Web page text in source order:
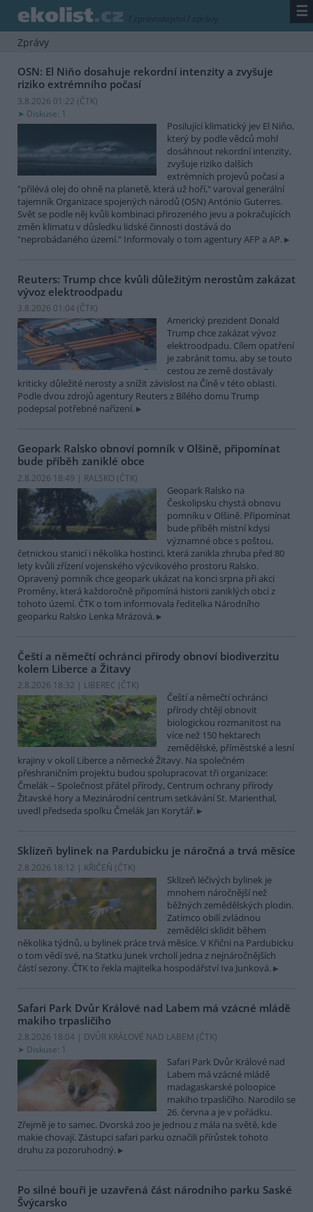
/ zpravodajství / zprávy ☰
Zprávy
OSN: El Niňo dosahuje rekordní intenzity a zvyšuje
riziko extrémního počasí
3.8.2026 01:22 (ČTK)
Diskuse: 1
Posilující klimatický jev El Niňo,
který by podle vědců mohl
dosáhnout rekordní intenzity,
zvyšuje riziko dalších
extrémních projevů počasí a
"přilévá olej do ohně na planetě, která už hoří," varoval generální
tajemník Organizace spojených národů (OSN) António Guterres.
Svět se podle něj kvůli kombinaci přirozeného jevu a pokračujících
změn klimatu v důsledku lidské činnosti dostává do
"neprobádaného území." Informovaly o tom agentury AFP a AP.
Reuters: Trump chce kvůli důležitým nerostům zakázat
vývoz elektroodpadu
3.8.2026 01:04 (ČTK)
Americký prezident Donald
Trump chce zakázat vývoz
elektroodpadu. Cílem opatření
je zabránit tomu, aby se touto
cestou ze země dostávaly
kriticky důležité nerosty a snížit závislost na Číně v této oblasti.
Podle dvou zdrojů agentury Reuters z Bílého domu Trump
podepsal potřebné nařízení.
Geopark Ralsko obnoví pomník v Olšině, připomínat
bude příběh zaniklé obce
2.8.2026 18:49 | RALSKO (ČTK)
Geopark Ralsko na
Českolipsku chystá obnovu
pomníku v Olšině. Připomínat
bude příběh místní kdysi
významné obce s poštou,
četnickou stanicí i několika hostinci, která zanikla zhruba před 80
lety kvůli zřízení vojenského výcvikového prostoru Ralsko.
Opravený pomník chce geopark ukázat na konci srpna při akci
Proměny, která každoročně připomíná historii zaniklých obcí z
tohoto území. ČTK o tom informovala ředitelka Národního
geoparku Ralsko Lenka Mrázová.
Čeští a němečtí ochránci přírody obnoví biodiverzitu
kolem Liberce a Žitavy
2.8.2026 18:32 | LIBEREC (ČTK)
Čeští a němečtí ochránci
přírody chtějí obnovit
biologickou rozmanitost na
více než 150 hektarech
zemědělské, příměstské a lesní
krajiny v okolí Liberce a německé Žitavy. Na společném
přeshraničním projektu budou spolupracovat tři organizace:
Čmelák – Společnost přátel přírody, Centrum ochrany přírody
Žitavské hory a Mezinárodní centrum setkávání St. Marienthal,
uvedl předseda spolku Čmelák Jan Korytář.
Sklizeň bylinek na Pardubicku je náročná a trvá měsíce
2.8.2026 18:12 | KŘIČEŇ (ČTK)
Sklizeň léčivých bylinek je
mnohem náročnější než
běžných zemědělských plodin.
Zatímco obilí zvládnou
zemědělci sklidit během
několika týdnů, u bylinek práce trvá měsíce. V Křični na Pardubicku
o tom vědí své, na Statku Junek vrcholí jedna z nejnáročnějších
částí sezony. ČTK to řekla majitelka hospodářství Iva Junková.
Safari Park Dvůr Králové nad Labem má vzácné mládě
makiho trpasličího
2.8.2026 18:04 | DVŮR KRÁLOVÉ NAD LABEM (ČTK)
Diskuse: 1
Safari Park Dvůr Králové nad
Labem má vzácné mládě
madagaskarské poloopice
makiho trpasličího. Narodilo se
26. června a je v pořádku.
Zřejmě je to samec. Dvorská zoo je jednou z mála na světě, kde
makie chovají. Zástupci safari parku označili přírůstek tohoto
druhu za pozoruhodný.
Po silné bouři je uzavřená část národního parku Saské
Švýcarsko